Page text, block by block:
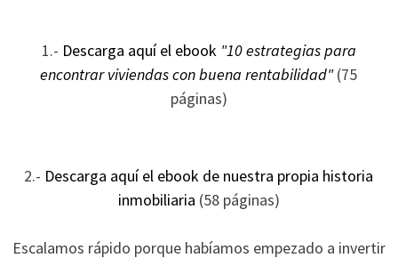
1.- Descarga aquí el ebook "10 estrategias para
encontrar viviendas con buena rentabilidad"(75
páginas)
2.- Descarga aquí el ebook de nuestra propia historia
inmobiliaria (58 páginas)
Escalamos rápido porque habíamos empezado a invertir